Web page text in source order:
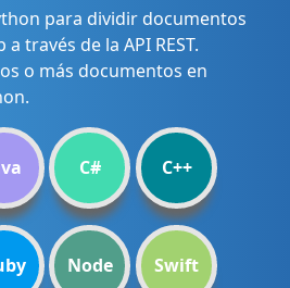
para dividir documentos
través de la API REST.
o más documentos en
C# C++
Node Swift